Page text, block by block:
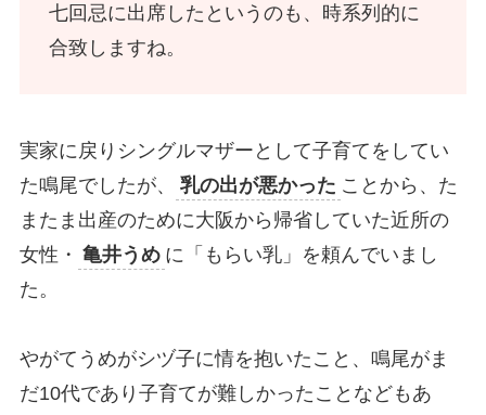
七回忌に出席したというのも、時系列的に
合致しますね。
実家に戻りシングルマザーとして子育てをしてい
た鳴尾でしたが、
乳の出が悪かった ことから、た
またま出産のために大阪から帰省していた近所の
女性・ 亀井うめ に「もらい乳」を頼んでいまし
た。
やがてうめがシヅ子に情を抱いたこと、鳴尾がま
だ10代であり子育てが難しかったことなどもあ